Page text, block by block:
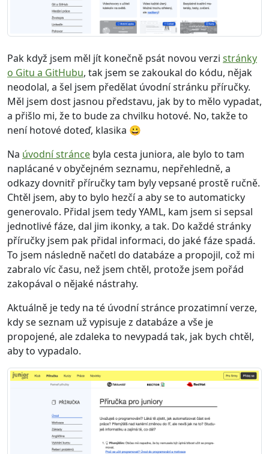
Pak když jsem měl jít konečně psát novou verzi stránky
o Gitu a GitHubu, tak jsem se zakoukal do kódu, nějak
neodolal, a šel jsem předělat úvodní stránku příručky.
Měl jsem dost jasnou představu, jak by to mělo vypadat,
a přišlo mi, že to bude za chvilku hotové. No, takže to
není hotové doteď, klasika 😀
Na úvodní stránce byla cesta juniora, ale bylo to tam
naplácané v obyčejném seznamu, nepřehledně, a
odkazy dovnitř příručky tam byly vepsané prostě ručně.
Chtěl jsem, aby to bylo hezčí a aby se to automaticky
generovalo. Přidal jsem tedy YAML, kam jsem si sepsal
jednotlivé fáze, dal jim ikonky, a tak. Do každé stránky
příručky jsem pak přidal informaci, do jaké fáze spadá.
To jsem následně načetl do databáze a propojil, což mi
zabralo víc času, než jsem chtěl, protože jsem pořád
zakopával o nějaké nástrahy.
Aktuálně je tedy na té úvodní stránce prozatimní verze,
kdy se seznam už vypisuje z databáze a vše je
propojené, ale zdaleka to nevypadá tak, jak bych chtěl,
aby to vypadalo.